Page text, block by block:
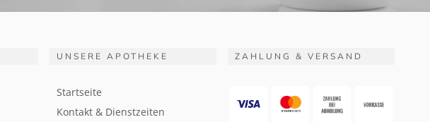
UNSERE APOTHEKE
Startseite
Kontakt & Dienstzeiten
ZAHLUNG & VERSAND